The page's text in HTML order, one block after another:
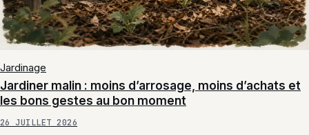
Jardinage
Jardiner malin : moins d’arrosage, moins d’achats et
les bons gestes au bon moment
26 JUILLET 2026